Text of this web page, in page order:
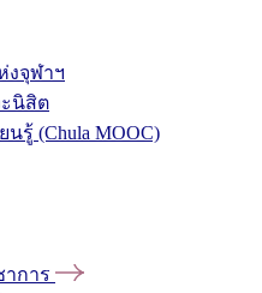
งจุฬาฯ
นิสิต
รู้ (Chula MOOC)
การ